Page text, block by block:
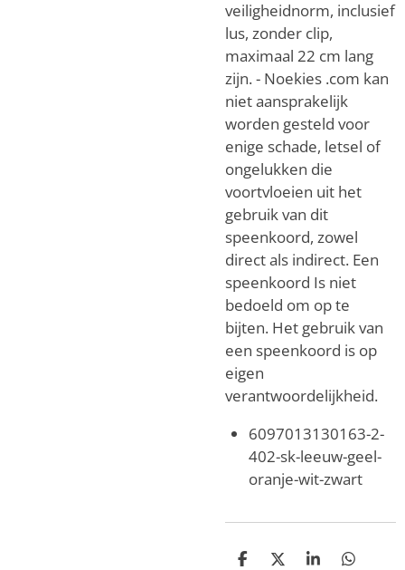
veiligheidnorm, inclusief
lus, zonder clip,
maximaal 22 cm lang
zijn. - Noekies .com kan
niet aansprakelijk
worden gesteld voor
enige schade, letsel of
ongelukken die
voortvloeien uit het
gebruik van dit
speenkoord, zowel
direct als indirect. Een
speenkoord Is niet
bedoeld om op te
bijten. Het gebruik van
een speenkoord is op
eigen
verantwoordelijkheid.
6097013130163-2-
402-sk-leeuw-geel-
oranje-wit-zwart